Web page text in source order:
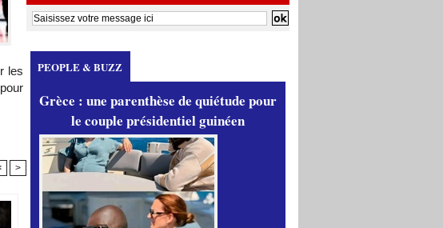
les
>
PEOPLE & BUZZ
Grèce : une parenthèse de quiétude pour
le couple présidentiel guinéen